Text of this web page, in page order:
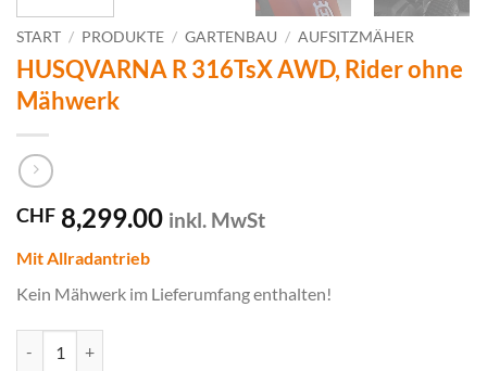
START / PRODUKTE / GARTENBAU / AUFSITZMÄHER
HUSQVARNA R 316TsX AWD, Rider ohne
Mähwerk
CHF 8,299.00 inkl. MwSt
Mit Allradantrieb
Kein Mähwerk im Lieferumfang enthalten!